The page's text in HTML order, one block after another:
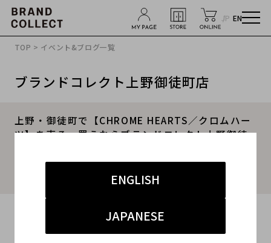
JP EN
ENGLISH
JAPANESE
TOP > イベント&ブログ一覧
ブランドコレクト上野御徒町店
上野・御徒町で【CHROME HEARTS／クロムハー
ツ】を売る・買うならブランドコレクト上野御徒
ーキャップ入荷｜Buy & Sell Luxury in Ueno
Tokyo｜Tax-Free Available
#CHROME HEARTS #クロムハーツ